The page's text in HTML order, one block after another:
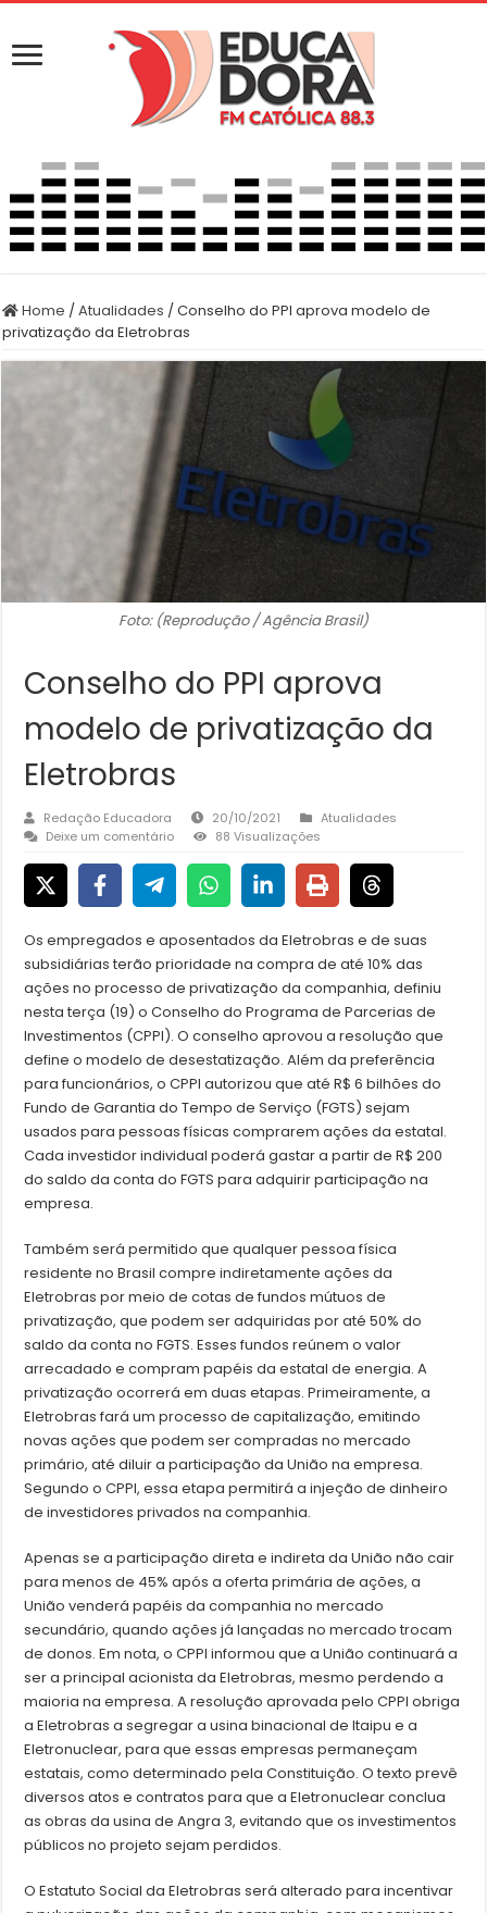
Home /Atualidades /Conselho do PPI aprova modelo de
privatização da Eletrobras
Foto: (Reprodução / Agência Brasil)
Conselho do PPI aprova
modelo de privatização da
Eletrobras
Redação Educadora 20/10/2021
Atualidades
Deixe um comentário
88 Visualizações
Os empregados e aposentados da Eletrobras e de suas
subsidiárias terão prioridade na compra de até 10% das
ações no processo de privatização da companhia, definiu
nesta terça (19) o Conselho do Programa de Parcerias de
Investimentos (CPPI). O conselho aprovou a resolução que
define o modelo de desestatização. Além da preferência
para funcionários, o CPPI autorizou que até R$ 6 bilhões do
Fundo de Garantia do Tempo de Serviço (FGTS) sejam
usados para pessoas físicas comprarem ações da estatal.
Cada investidor individual poderá gastar a partir de R$ 200
do saldo da conta do FGTS para adquirir participação na
empresa.
Também será permitido que qualquer pessoa física
residente no Brasil compre indiretamente ações da
Eletrobras por meio de cotas de fundos mútuos de
privatização, que podem ser adquiridas por até 50% do
saldo da conta no FGTS. Esses fundos reúnem o valor
arrecadado e compram papéis da estatal de energia. A
privatização ocorrerá em duas etapas. Primeiramente, a
Eletrobras fará um processo de capitalização, emitindo
novas ações que podem ser compradas no mercado
primário, até diluir a participação da União na empresa.
Segundo o CPPI, essa etapa permitirá a injeção de dinheiro
de investidores privados na companhia.
Apenas se a participação direta e indireta da União não cair
para menos de 45% após a oferta primária de ações, a
União venderá papéis da companhia no mercado
secundário, quando ações já lançadas no mercado trocam
de donos. Em nota, o CPPI informou que a União continuará a
ser a principal acionista da Eletrobras, mesmo perdendo a
maioria na empresa. A resolução aprovada pelo CPPI obriga
a Eletrobras a segregar a usina binacional de Itaipu e a
Eletronuclear, para que essas empresas permaneçam
estatais, como determinado pela Constituição. O texto prevê
diversos atos e contratos para que a Eletronuclear conclua
as obras da usina de Angra 3, evitando que os investimentos
públicos no projeto sejam perdidos.
O Estatuto Social da Eletrobras será alterado para incentivar